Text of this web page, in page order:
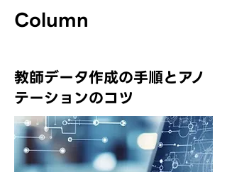
Column
教師データ作成の手順とアノ
テーションのコツ